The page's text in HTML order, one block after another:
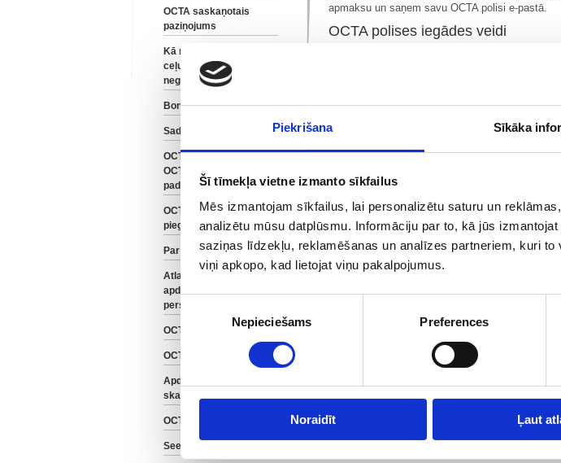
Piekrišana Sīkāka
Šī tīmekļa vietne izmanto sīkfailus
Mēs izmantojam sīkfailus, lai personalizētu saturu un
analizētu mūsu datplūsmu. Informāciju par to, kā jūs
saziņas līdzekļu, reklamēšanas un analīzes partneriem, kuri
viņi apkopo, kad lietojat viņu pakalpojumus.
Piekrišanas
Nepieciešams Preferences
Noraidīt Ļaut
apmaksu un saņem savu OCTA polisi e-pastā.
OCTA polises iegādes veidi
OCTA polises apmaksas veidi
OCTA polisi vari apmaksāt izmantojot
Veicot OCTA apmaksu skaidrā naudā
OCTA polises piegādes veidi
OCTA polises nosūtīšana uz paūtījumā
OCTA polises nosūtīšana ierakstītā
Ja Jūsu uzņēmumam pieder 3 un vairāk
mēs sagatavojam īpašu cenu Jūsu uzņēmuma
autoparku OCTA apdrošināšanu
OCTA saskaņotais
paziņojums
Kā man rīkoties ja noticis
ceļu satiksmes
negadījums
Bonus Malus
Sadarbības partneri
OCTA apdrošināšana,
OCTA sistēma, svarīgi
padomi
OCTA pirkšana un
piegāde
Par OCTA apdrošināšanu
Atlaides OCTA
apdrošināšanai Juridisku
personu autoparkiem
OCTA likums
OCTA video
Apdrošināšanas terminu
skaidrojumi
OCTA polises apmaksa
Seesam Zelta OCTA